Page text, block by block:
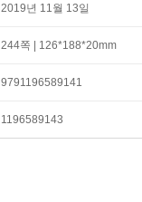
2019년 11월 13일
244쪽 | 126*188*20mm
9791196589141
1196589143